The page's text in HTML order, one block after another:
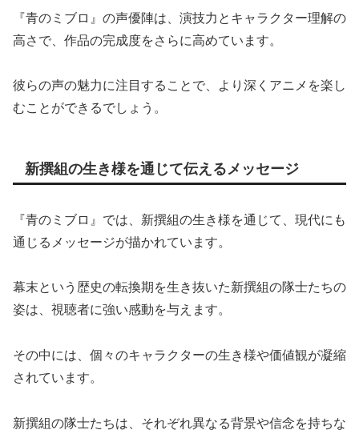
『青のミブロ』の声優陣は、演技力とキャラクター理解の
高さで、作品の完成度をさらに高めています。
彼らの声の魅力に注目することで、より深くアニメを楽し
むことができるでしょう。
新撰組の生き様を通じて伝えるメッセージ
『青のミブロ』では、新撰組の生き様を通じて、現代にも
通じるメッセージが描かれています。
幕末という歴史の転換期を生き抜いた新撰組の隊士たちの
姿は、視聴者に強い感動を与えます。
その中には、個々のキャラクターの生き様や価値観が凝縮
されています。
新撰組の隊士たちは、それぞれ異なる背景や信念を持ちな